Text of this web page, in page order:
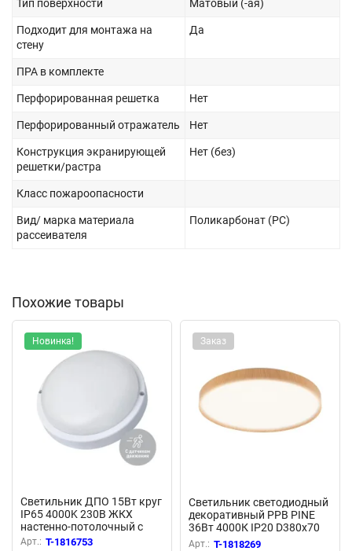
Тип поверхности Матовый (-ая)
Подходит для монтажа на
стену
Да
ПРА в комплекте
Перфорированная решетка Нет
Перфорированный отражатель Нет
Конструкция экранирующей
решетки/растра
Нет (без)
Класс пожароопасности
Вид/ марка материала
рассеивателя
Поликарбонат (PC)
Похожие товары
Новинка!
Светильник ДПО 15Вт круг
IP65 4000K 230В ЖКХ
настенно-потолочный с
оптико-акустич. датчиком
Арт.: T-1816753
Заказ
Светильник светодиодный
декоративный PPB PINE
36Вт 4000К IP20 D380х70
настенно-потолочный
Арт.: T-1818269